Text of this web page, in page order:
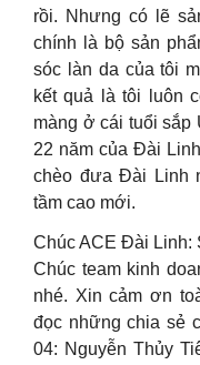
rồi. Nhưng có lẽ
chính là bộ sản
sóc làn da của tôi
kết quả là tôi luôn
màng ở cái tuổi
22 năm của Đài
chèo đưa Đài Linh
tầm cao mới.
Chúc ACE Đài Linh:
Chúc team kinh
nhé. Xin cảm ơn
đọc những chia sẻ
04: Nguyễn Thủy